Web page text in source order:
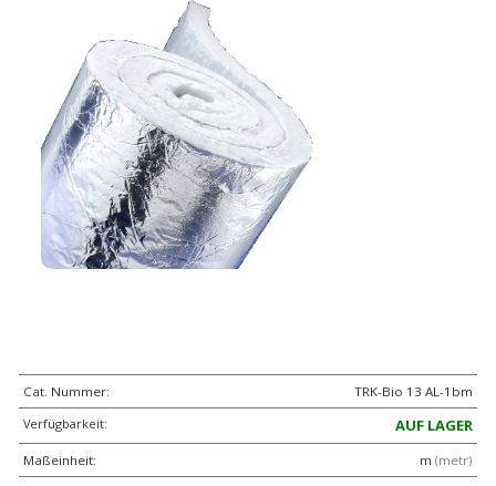
Cat. Nummer:
TRK-Bio 13 AL-1bm
Verfügbarkeit:
AUF LAGER
Maßeinheit: m (metr)